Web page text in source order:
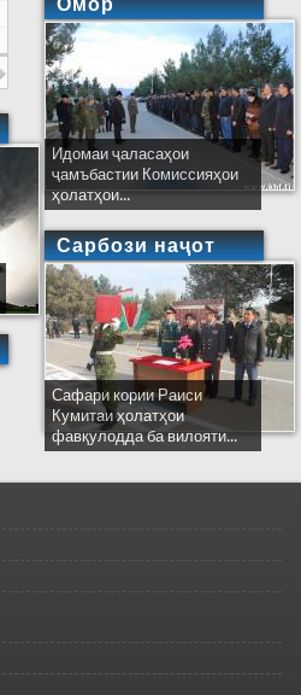
Идомаи ҷаласаҳои
ҷамъбастии Комиссияҳои
ҳолатҳои...
Сарбози наҷот
Сафари кории Раиси
Кумитаи ҳолатҳои
фавқулодда ба вилояти...